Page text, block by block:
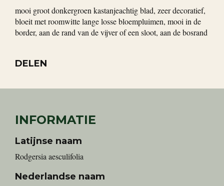
mooi groot donkergroen kastanjeachtig blad, zeer decoratief,
bloeit met roomwitte lange losse bloempluimen, mooi in de
border, aan de rand van de vijver of een sloot, aan de bosrand
DELEN
INFORMATIE
Latijnse naam
Rodgersia aesculifolia
Nederlandse naam